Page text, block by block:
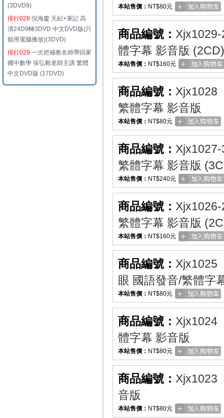
(3DVD9)
排行028 倪海廈 天紀+筆記 高
清24D9轉3DVD 中文DVD版(只
能用電腦播放)(3DVD)
排行029 一次把補教名師帶回家
國中數學 張弘毅老師主講 繁體
中文DVD版 (17DVD)
本站售價： NT$80元
商品編號： Xjx1029-
體字幕 影音版 (2CD)
本站售價： NT$160元
商品編號： Xjx1028
繁體字幕 影音版
本站售價： NT$80元
商品編號： Xjx1027-
繁體字幕 影音版
本站售價： NT$240元
商品編號： Xjx1026-
繁體字幕 影音版
本站售價： NT$160元
商品編號： Xjx1025
眼 國語發音/繁體字
本站售價： NT$80元
商品編號： Xjx1024
體字幕 影音版
本站售價： NT$80元
商品編號： Xjx1023
音版
本站售價： NT$80元